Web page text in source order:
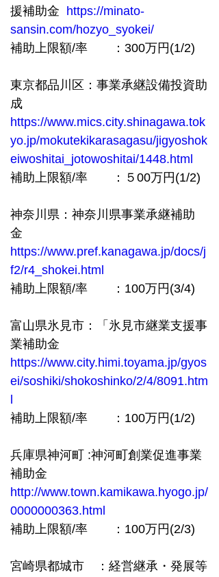
援補助金 https://minato-
sansin.com/hozyo_syokei/
補助上限額/率　　：300万円(1/2)
東京都品川区：事業承継設備投資助
成
https://www.mics.city.shinagawa.tok
yo.jp/mokutekikarasagasu/jigyoshok
eiwoshitai_jotowoshitai/1448.html
補助上限額/率　　：５00万円(1/2)
神奈川県：神奈川県事業承継補助
金
https://www.pref.kanagawa.jp/docs/j
f2/r4_shokei.html
補助上限額/率　　：100万円(3/4)
富山県氷見市：「氷見市継業支援事
業補助金
https://www.city.himi.toyama.jp/gyos
ei/soshiki/shokoshinko/2/4/8091.htm
補助上限額/率　　：100万円(1/2)
兵庫県神河町 :神河町創業促進事業
補助金
http://www.town.kamikawa.hyogo.jp/
0000000363.html
補助上限額/率　　：100万円(2/3)
宮崎県都城市　：経営継承・発展等